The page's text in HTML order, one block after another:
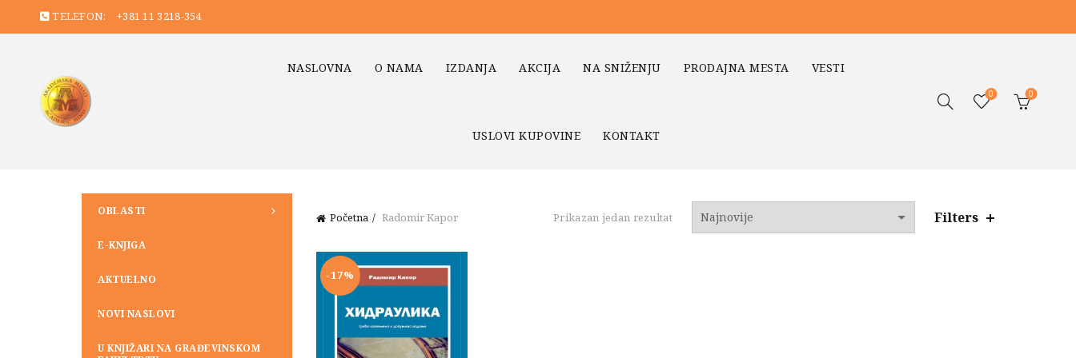
TELEFON: +381 11 3218-354
NASLOVNA O NAMA IZDANJA AKCIJA NA SNIŽENJU PRODAJNA MESTA VESTI
USLOVI KUPOVINE KONTAKT
0 0
Početna Radomir Kapor Prikazan jedan rezultat Filters
-17%
OBLASTI
E-KNJIGA
AKTUELNO
NOVI NASLOVI
U KNJIŽARI NA GRAĐEVINSKOM